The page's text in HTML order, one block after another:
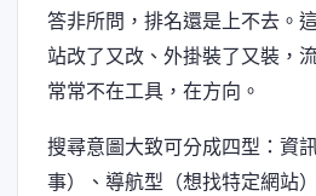
答非所問，排名還是上不去。
站改了又改、外掛裝了又裝，
常常不在工具，在方向。
搜尋意圖大致可分成四型：資
事）、導航型（想找特定網站